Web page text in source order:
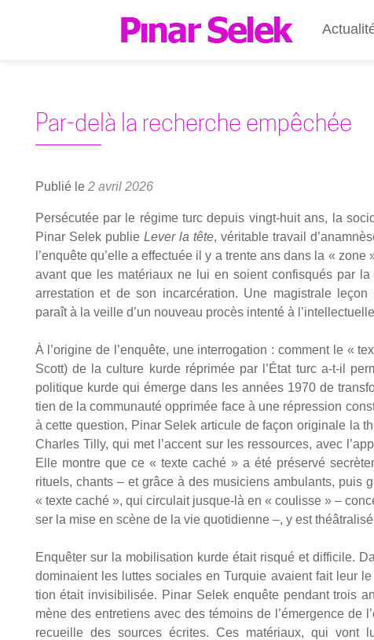
Par-delà la recherche empêchée
Publié le 2 avril 2026
Per­sé­cu­tée par le régime turc depuis vingt-huit ans, la
Pinar Selek publie Lever la tête, véri­table tra­vail
l’enquête qu’elle a effec­tuée il y a trente ans dans la « zone
avant que les maté­riaux ne lui en soient confis­qués par
arres­ta­tion et de son incar­cé­ra­tion. Une magis­trale
paraît à la veille d’un nou­veau pro­cès inten­té à
À l’origine de l’enquête, une inter­ro­ga­tion : com­ment le «
Scott) de la culture kurde répri­mée par l’État turc a‑t-il
poli­tique kurde qui émerge dans les années 1970 de
tien de la com­mu­nau­té oppri­mée face à une répres­sion
à cette ques­tion, Pinar Selek arti­cule de façon ori­gi­nale la
Charles Tilly, qui met l’accent sur les res­sources, avec
Elle montre que ce « texte caché » a été pré­ser­vé
rituels, chants – et grâce à des musi­ciens ambu­lants, puis
« texte caché », qui cir­cu­lait jusque-là en « cou­lisse » –
ser la mise en scène de la vie quo­ti­dienne –, y est
Enquê­ter sur la mobi­li­sa­tion kurde était ris­qué et dif­fi­cile.
domi­naient les luttes sociales en Tur­quie avaient fait leur
tion était invi­si­bi­li­sée. Pinar Selek enquête pen­dant trois
mène des entre­tiens avec des témoins de l’émergence de
recueille des sources écrites. Ces maté­riaux, qui vont